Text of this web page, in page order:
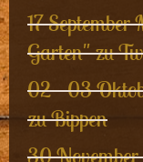
17
Garten" zu
02 - 03
zu Bippen
30